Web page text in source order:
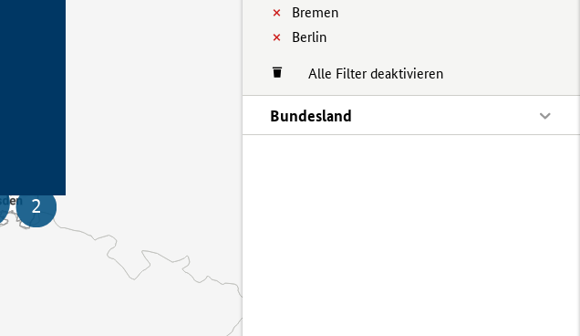
Bremen
Berlin
Alle Filter deaktivieren
Bundesland